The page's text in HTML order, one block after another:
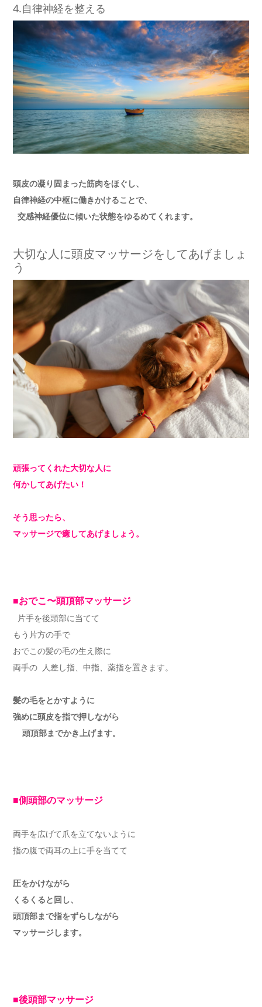
4.自律神経を整える
頭皮の凝り固まった筋肉をほぐし、
自律神経の中枢に働きかけることで、
交感神経優位に傾いた状態をゆるめてくれます。
大切な人に頭皮マッサージをしてあげましょ
う
頑張ってくれた大切な人に
何かしてあげたい！
そう思ったら、
マッサージで癒してあげましょう。
■おでこ〜頭頂部マッサージ
片手を後頭部に当てて
もう片方の手で
おでこの髪の毛の生え際に
両手の 人差し指、中指、薬指を置きます。
髪の毛をとかすように
強めに頭皮を指で押しながら
頭頂部までかき上げます。
■側頭部のマッサージ
両手を広げて爪を立てないように
指の腹で両耳の上に手を当てて
圧をかけながら
くるくると回し、
頭頂部まで指をずらしながら
マッサージします。
■後頭部マッサージ